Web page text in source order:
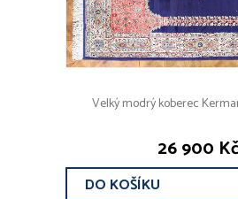
NÁBYTEK
HODINY, HODINKY
OSTATNÍ
Afghánistán
Velký modrý koberec
26 900 Kč
DO KOŠÍKU